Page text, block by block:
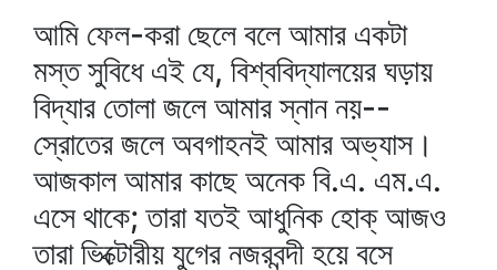
আমি ফেল-করা ছেলে বলে আমার একটা
মস্ত সুবিধে এই যে, বিশ্ববিদ্যালয়ের ঘড়ায়
বিদ্যার তোলা জলে আমার স্নান নয়--
স্রোতের জলে অবগাহনই আমার অভ্যাস।
আজকাল আমার কাছে অনেক বি.এ. এম.এ.
এসে থাকে; তারা যতই আধুনিক হোক্‌ আজও
তারা ভিক্টোরীয় যুগের নজরবন্দী হয়ে বসে